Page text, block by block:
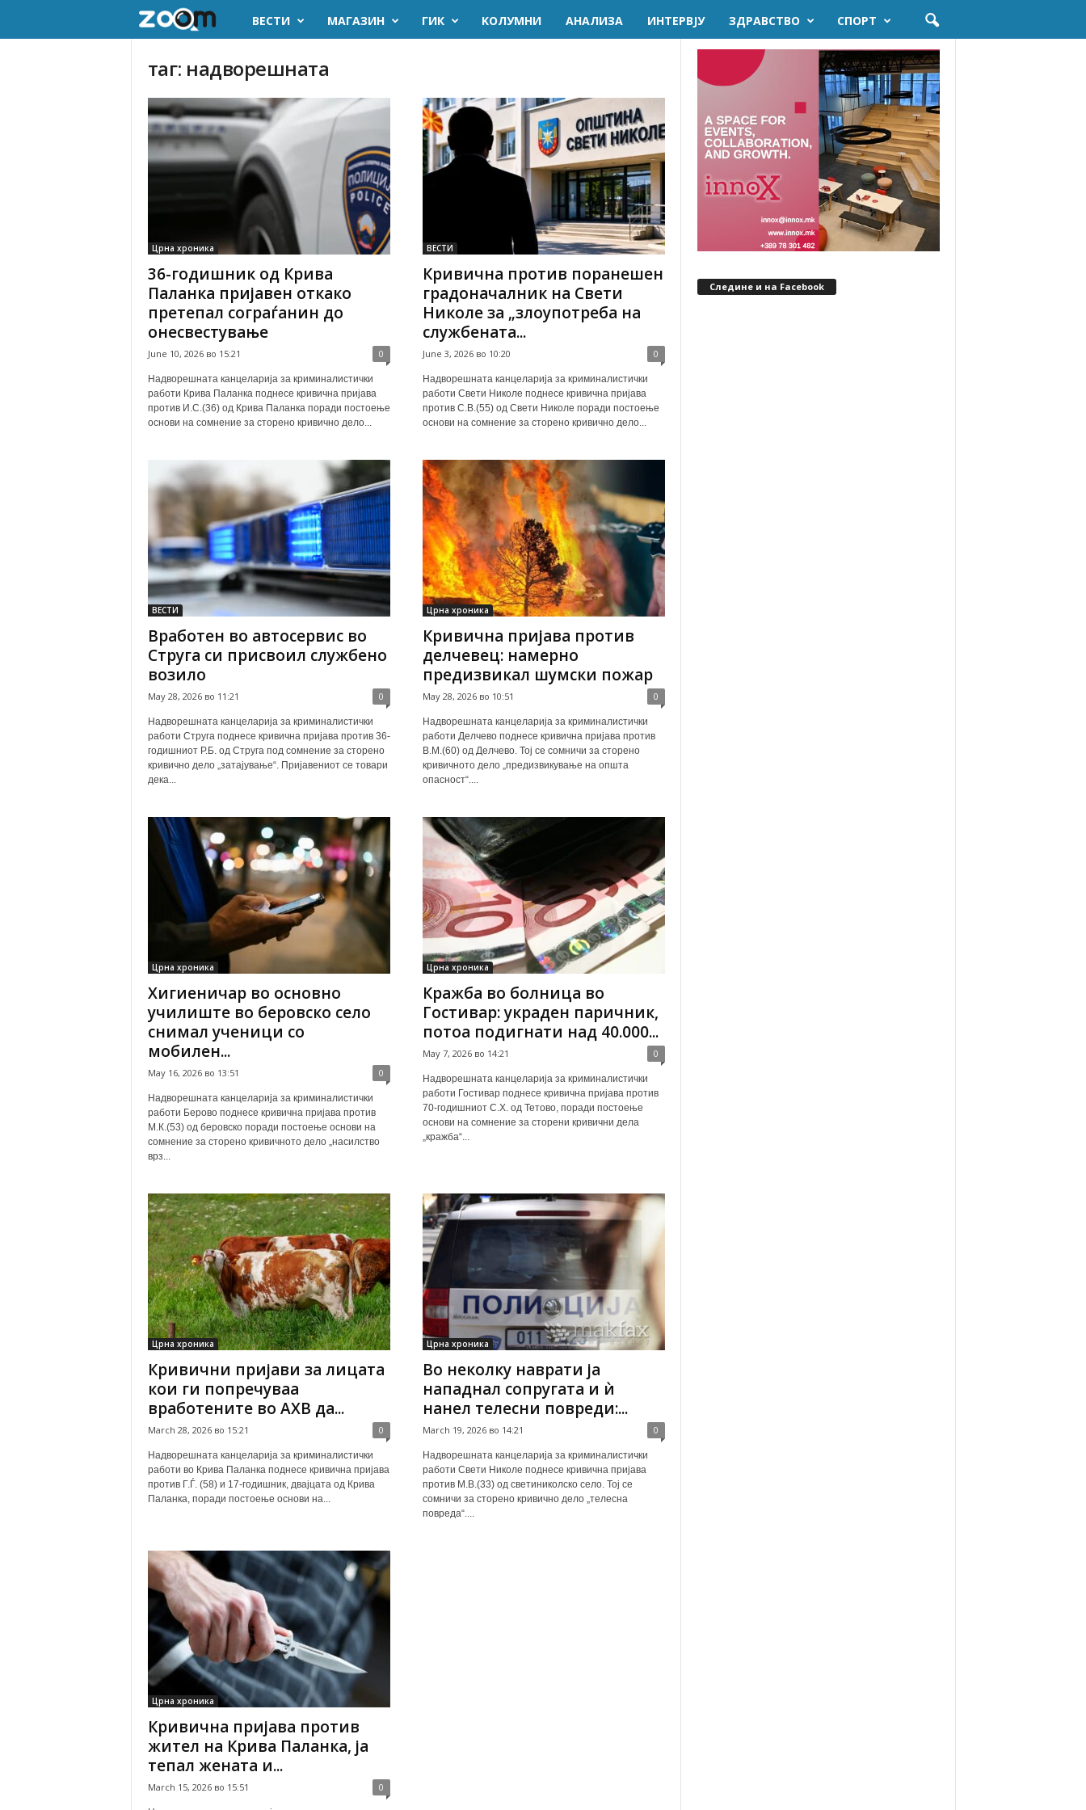
m
.
ВЕСТИ МАГАЗИН ГИК KОЛУМНИ AНАЛИЗА ИНТЕРВЈУ ЗДРАВСТВО СПОРТ
таг: надворешната
Црна хроника
36-годишник од Крива
Паланка пријавен откако
претепал сограѓанин до
онесвестување
June 10, 2026 во 15:21 0
Надворешната канцеларија за криминалистички
работи Крива Паланка поднесе кривична пријава
против И.С.(36) од Крива Паланка поради постоење
основи на сомнение за сторено кривично дело...
ВЕСТИ
Кривична против поранешен
градоначалник на Свети
Николе за „злоупотреба на
службената...
June 3, 2026 во 10:20 0
Надворешната канцеларија за криминалистички
работи Свети Николе поднесе кривична пријава
против С.В.(55) од Свети Николе поради постоење
основи на сомнение за сторено кривично дело...
ВЕСТИ
Вработен во автосервис во
Струга си присвоил службено
возило
May 28, 2026 во 11:21 0
Надворешната канцеларија за криминалистички
работи Струга поднесе кривична пријава против 36-
годишниот Р.Б. од Струга под сомнение за сторено
кривично дело „затајување“. Пријавениот се товари
дека...
Црна хроника
Кривична пријава против
делчевец: намерно
предизвикал шумски пожар
May 28, 2026 во 10:51 0
Надворешната канцеларија за криминалистички
работи Делчево поднесе кривична пријава против
В.М.(60) од Делчево. Тој се сомничи за сторено
кривичното дело „предизвикување на општа
опасност“....
Црна хроника
Хигиеничар во основно
училиште во беровско село
снимал ученици со
мобилен...
May 16, 2026 во 13:51 0
Надворешната канцеларија за криминалистички
работи Берово поднесе кривична пријава против
М.К.(53) од беровско поради постоење основи на
сомнение за сторено кривичното дело „насилство
врз...
Црна хроника
Кражба во болница во
Гостивар: украден паричник,
потоа подигнати над 40.000...
May 7, 2026 во 14:21 0
Надворешната канцеларија за криминалистички
работи Гостивар поднесе кривична пријава против
70-годишниот С.Х. од Тетово, поради постоење
основи на сомнение за сторени кривични дела
„кражба“...
Црна хроника
Кривични пријави за лицата
кои ги попречуваа
вработените во АХВ да...
March 28, 2026 во 15:21 0
Надворешната канцеларија за криминалистички
работи во Крива Паланка поднесе кривична пријава
против Г.Ѓ. (58) и 17-годишник, двајцата од Крива
Паланка, поради постоење основи на...
Црна хроника
Во неколку наврати ја
нападнал сопругата и ѝ
нанел телесни повреди:...
March 19, 2026 во 14:21 0
Надворешната канцеларија за криминалистички
работи Свети Николе поднесе кривична пријава
против М.В.(33) од светиниколско село. Тој се
сомничи за сторено кривично дело „телесна
повреда“....
Црна хроника
Кривична пријава против
жител на Крива Паланка, ја
тепал жената и...
March 15, 2026 во 15:51 0
Следине и на Facebook